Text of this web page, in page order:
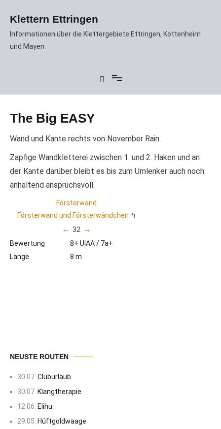
Inhalt
springen
Klettern Ettringen
Informationen über die Klettergebiete Ettringen, Kottenheim
und Mayen
The Big EASY
Wand und Kante rechts von November Rain.
Zapfige Wandkletterei zwischen 1. und 2. Haken und an
der Kante darüber bleibt es bis zum Umlenker auch noch
anhaltend anspruchsvoll.
Försterwand
Försterwand und Försterwändchen
← 32 →
Bewertung
8+ UIAA / 7a+
Länge
8 m
NEUSTE ROUTEN
30.07. Cluburlaub
30.07. Klangtherapie
12.06. Elihu
29.05. Hüftgoldwaage